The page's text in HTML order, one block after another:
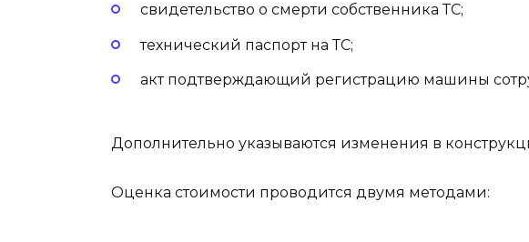
свидетельство о смерти собственника ТС;
технический паспорт на ТС;
акт подтверждающий регистрацию машины
Дополнительно указываются изменения в
Оценка стоимости проводится двумя методами: